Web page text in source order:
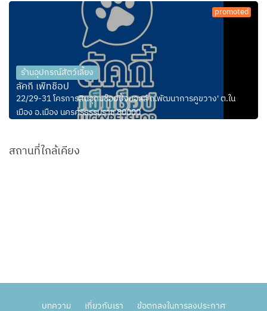
promoted
ร้านอุปกรณ์สัตว์เลี้ยง
ลัคกี้ เพ็ทช็อป
22/29-31 โครการสินอุดมช๊อปปิ้งมอลล์ ถ.พัฒนาการคูขวาง' ต.ใน
เมือง อ.เมือง นครศรีธรรมราช 80000
สถานที่ใกล้เคียง
บทความ เกี่ยวกับเรา ข้อตกลงในการลงประกาศ